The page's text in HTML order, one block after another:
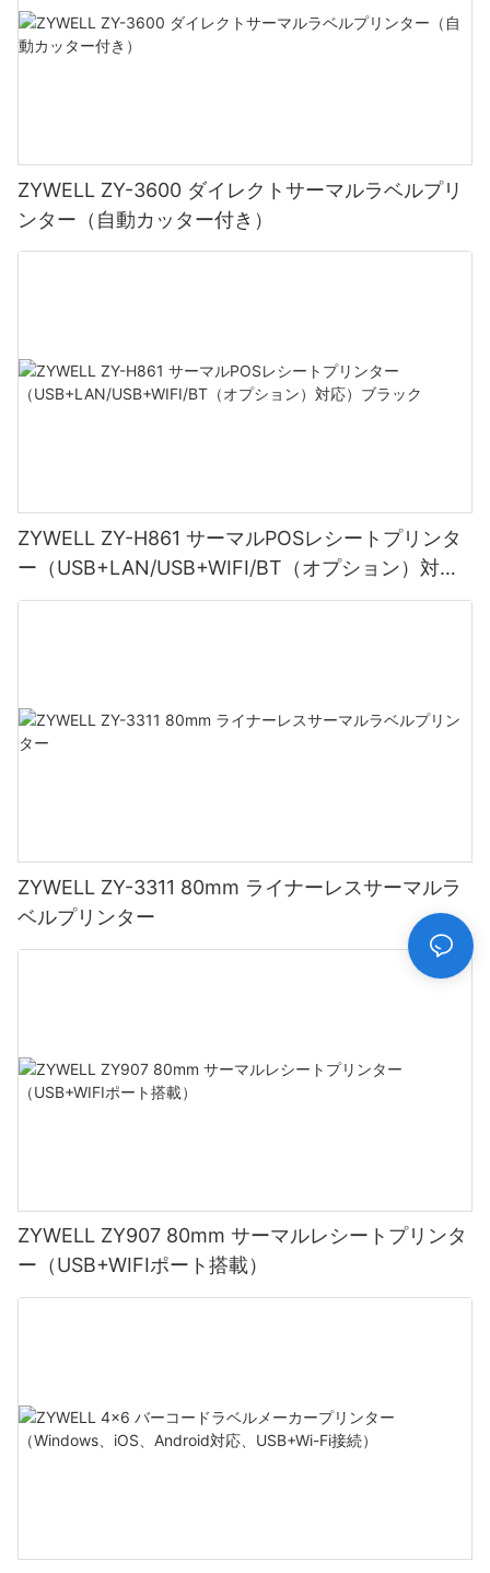
ZYWELL ZY-3600 ダイレクトサーマルラベルプリ
ンター（自動カッター付き）
ZYWELL ZY-H861 サーマルPOSレシートプリンタ
ー（USB+LAN/USB+WIFI/BT（オプション）対
応）ブラック
ZYWELL ZY-3311 80mm ライナーレスサーマルラ
ベルプリンター
ZYWELL ZY907 80mm サーマルレシートプリンタ
ー（USB+WIFIポート搭載）